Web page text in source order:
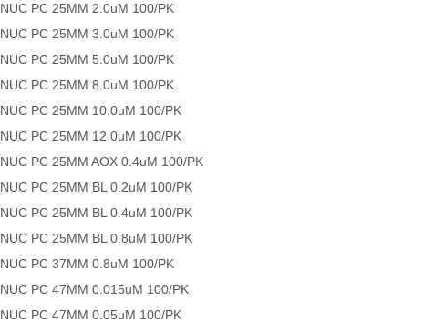
NUC PC 25MM 2.0uM 100/PK
NUC PC 25MM 3.0uM 100/PK
NUC PC 25MM 5.0uM 100/PK
NUC PC 25MM 8.0uM 100/PK
NUC PC 25MM 10.0uM 100/PK
NUC PC 25MM 12.0uM 100/PK
NUC PC 25MM AOX 0.4uM 100/PK
NUC PC 25MM BL 0.2uM 100/PK
NUC PC 25MM BL 0.4uM 100/PK
NUC PC 25MM BL 0.8uM 100/PK
NUC PC 37MM 0.8uM 100/PK
NUC PC 47MM 0.015uM 100/PK
NUC PC 47MM 0.05uM 100/PK